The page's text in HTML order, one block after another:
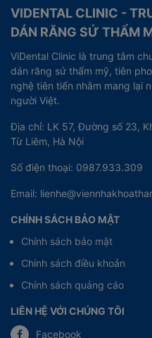
VIDENTAL CLINIC -
DÁN RĂNG SỨ THẨM
ViDental Clinic là trung tâm
dán răng sứ thẩm mỹ, tiên
nghệ tiên tiến nhằm mang lại
người Việt.
Địa chỉ: LK 57, Đường số 23,
Từ Liêm, Hà Nội
Số điện thoại: 0987.933.309
Email:
CHÍNH SÁCH BẢO MẬT
Chính sách bảo mật
Chính sách điều khoản
Chính sách quảng cáo
LIÊN HỆ VỚI CHÚNG TÔI
Facebook